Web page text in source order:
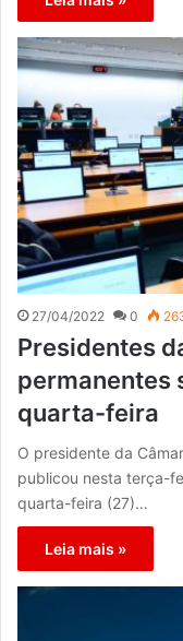
27/04/2022 0
Presidentes
permanentes
quarta-feira
O presidente da
publicou nesta terça-
quarta-feira (27)…
Leia mais »